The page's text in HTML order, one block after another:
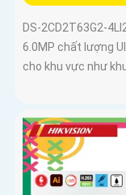
DS-2CD2T63G2-
6.0MP chất lượng
cho khu vực như